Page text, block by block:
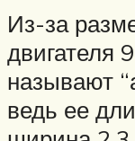
Из-за
двигателя
называют
ведь ее